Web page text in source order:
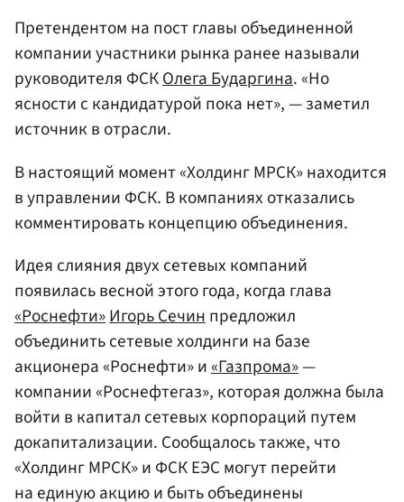
Претендентом на пост главы объединенной
компании участники рынка ранее называли
руководителя ФСКОлега Бударгина. «Но
ясности с кандидатурой пока нет», — заметил
источник в отрасли.
В настоящий момент «Холдинг МРСК» находится
в управлении ФСК. В компаниях отказались
комментировать концепцию объединения.
Идея слияния двух сетевых компаний
появилась весной этого года, когда глава
«Роснефти»Игорь Сечинпредложил
объединить сетевые холдинги на базе
акционера «Роснефти» и«Газпрома»—
компании «Роснефтегаз», которая должна была
войти в капитал сетевых корпораций путем
докапитализации. Сообщалось также, что
«Холдинг МРСК» и ФСК ЕЭС могут перейти
на единую акцию и быть объединены